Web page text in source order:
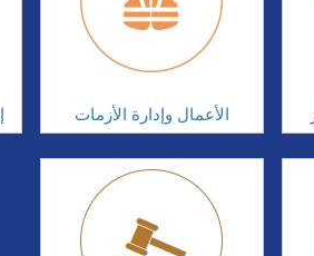
الأعمال وإدارة الأزمات